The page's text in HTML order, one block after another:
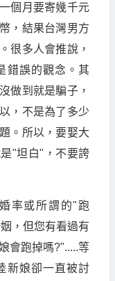
個月要寄幾千元
，結果台灣男方
很多人會推說，
錯誤的觀念。其
做到就是騙子，
，不是為了多少
。所以，要娶大
"坦白"，不要誇
率或所謂的"跑
，但您有看過有
會跑掉嗎?".....等
新娘卻一直被討